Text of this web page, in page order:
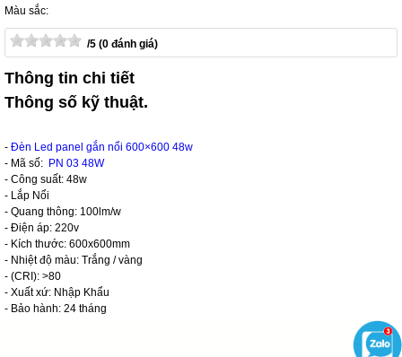
Màu sắc:
/5 (0 đánh giá)
Thông tin chi tiết
Thông số kỹ thuật.
- Đèn Led panel gắn nổi 600×600 48w
- Mã số: PN 03 48W
- Công suất: 48w
- Lắp Nổi
- Quang thông: 100lm/w
- Điện áp: 220v
- Kích thước: 600x600mm
- Nhiệt độ màu: Trắng / vàng
- (CRI): >80
- Xuất xứ: Nhập Khẩu
- Bảo hành: 24 tháng